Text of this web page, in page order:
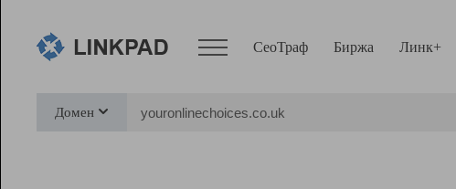
СеоТраф Биржа Линк+
Домен